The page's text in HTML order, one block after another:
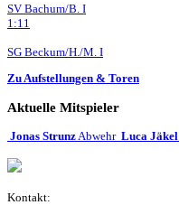
SV Bachum/B. I
1:11
SG Beckum/H./M. I
Zu Aufstellungen & Toren
Aktuelle Mitspieler
Jonas Strunz Abwehr Luca Jäkel
Kontakt: